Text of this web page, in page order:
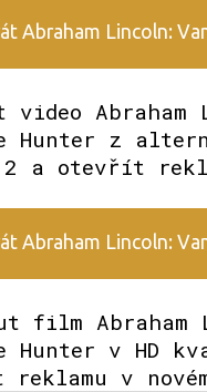
Abraham Lincoln:
video Abraham
Hunter z
a otevřít
Abraham Lincoln:
film Abraham
Hunter v HD
v